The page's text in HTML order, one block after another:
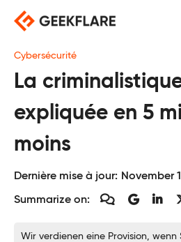
Skip
content
Cybersécurité
La
expliquée en 5
moins
Dernière mise à jour: November
Summarize on:
Wir verdienen eine Provision, wenn